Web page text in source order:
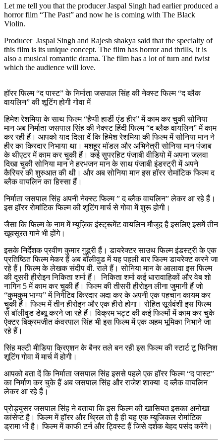
Let me tell you that the producer Jaspal Singh had earlier produced a
horror film “The Past” and now he is coming with The Black
Violin.
Producer Jaspal Singh and Rajesh shakya said that the specialty of
this film is its unique concept. The film has horror and thrills, it is
also a musical romantic drama. The film has a lot of turn and twist
which the audience will love.
हॉरर फिल्म “द पास्ट” के निर्माता जसपाल सिंह की नेक्स्ट फिल्म “द ब्लैक
वायलिन” की शूटिंग होगी गोवा में
हिमेश रेशमिया के साथ फिल्म “हैप्पी हार्डी एंड हीर” में काम कर चुकी सोनिया
मान अब निर्माता जसपाल सिंह की नेक्स्ट हिंदी फिल्म “द ब्लैक वायलिन” में काम
कर रही हैं। आपको याद दिला दें कि हिमेश रेशमिया की फिल्म में सोनिया मान ने
हीर का किरदार निभाया था। मशहूर मॉडल और अभिनेत्री सोनिया मान पंजाब
के थीएटर में काम कर चुकी हैं। कई सुपरहिट पंजाबी वीडियो में अपना जलवा
दिखा चुकी सोनिया मान ने हरभजन मान के साथ पंजाबी इंडस्ट्री में अपने
कैरियर की शुरुआत की थी। और अब सोनिया मान इस हॉरर रोमांटिक फिल्म द
ब्लैक वायलिन का हिस्सा हैं।
निर्माता जसपाल सिंह अपनी नेक्स्ट फिल्म ” द ब्लैक वायलिन” लेकर आ रहे हैं।
इस हॉरर रोमांटिक फिल्म की शूटिंग मार्च से गोवा में शुरू होगी।
जैसा कि फिल्म के नाम में म्यूज़िक इंस्ट्रूमेंट वायलिन मौजूद है इसलिए इसमें तीन
खूबसूरत गाने भी होंगे।
इसके निर्देशक प्रवीण कुमार गुडूरी हैं। डायरेक्टर साउथ फिल्म इंडस्ट्री के एक
प्रतिष्ठित फिल्म मेकर हैं अब बॉलीवुड में यह पहली बार फिल्म डायरेक्ट करने जा
रहे हैं। फिल्म के लेखक संदीप वी. राले हैं। सोनिया मान के आलावा इस फिल्म
की दूसरी हीरोइन निकिता शर्मा हैं। निकिता शर्मा कई धारावाहिकों और वेब शो
नागिन 5 में काम कर चुकी हैं। फिल्म की तीसरी हीरोइन लीना जुमानी हैं जो
“कुमकुम भाग्य” में निगेटिव किरदार अदा कर के अपनी एक पहचान कायम कर
चुकी हैं। फिल्म में तीन हीरोइन और एक हीरो होगा। रोहित सूर्यवंशी इस फिल्म
से बॉलीवुड डेब्यू करने जा रहे हैं। विक्रम भट्ट की कई फिल्मों में काम कर चुके
ऐक्टर बिक्रमजीत कंवरपाल सिंह भी इस फिल्म में एक अहम भूमिका निभाने जा
रहे हैं।
सिंह मल्टी मीडिया क्रिएशन के बैनर तले बन रही इस फिल्म की स्टार्ट टू फिनिश
शूटिंग गोवा में मार्च में होगी।
आपको बता दें कि निर्माता जसपाल सिंह इससे पहले एक हॉरर फिल्म “द पास्ट”
का निर्माण कर चुके हैं अब जसपाल सिंह और राजेश शाक्या द ब्लैक वायलिन
लेकर आ रहे हैं।
प्रोड्युसर जसपाल सिंह ने बताया कि इस फिल्म की खासियत इसका अनोखा
कांसेप्ट है। फिल्म में हॉरर और थ्रिल तो है ही यह एक म्यूजिकल रोमांटिक
ड्रामा भी है। फिल्म में काफी टर्न और ट्विस्ट हैं जिसे दर्शक बेहद पसंद करेंगे।